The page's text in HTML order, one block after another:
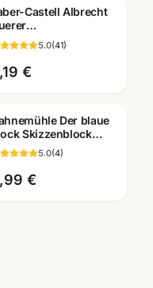
Castell Albrecht
·
alle Farben ·
5.0(41)
€
Der blaue
Skizzenblock
· A2/A3/A4/A5 ·
5.0(4)
€